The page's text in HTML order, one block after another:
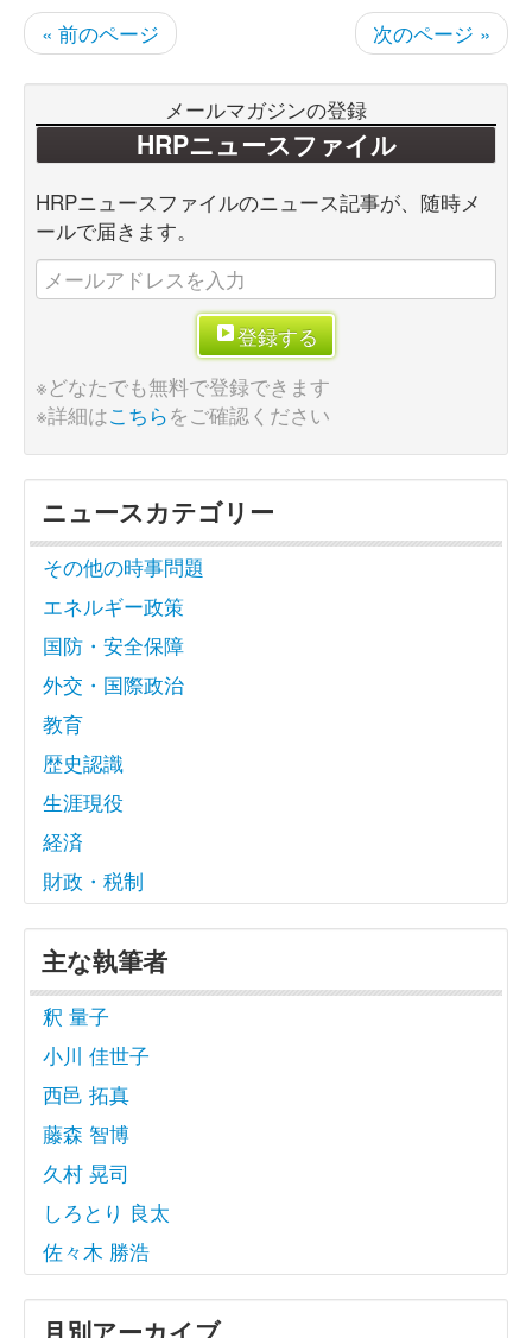
« 前のページ 次のページ »
メールマガジンの登録
HRPニュースファイル
HRPニュースファイルのニュース記事が、随時メ
ールで届きます。
登録する
※どなたでも無料で登録できます
※詳細はこちらをご確認ください
ニュースカテゴリー
その他の時事問題
エネルギー政策
国防・安全保障
外交・国際政治
教育
歴史認識
生涯現役
経済
財政・税制
主な執筆者
釈 量子
小川 佳世子
西邑 拓真
藤森 智博
久村 晃司
しろとり 良太
佐々木 勝浩